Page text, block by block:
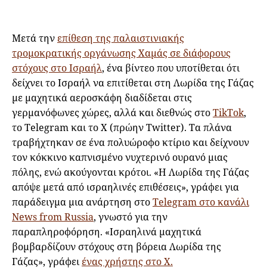
Μετά την επίθεση της παλαιστινιακής
τρομοκρατικής οργάνωσης Χαμάς σε διάφορους
στόχους στο Ισραήλ, ένα βίντεο που υποτίθεται ότι
δείχνει το Ισραήλ να επιτίθεται στη Λωρίδα της Γάζας
με μαχητικά αεροσκάφη διαδίδεται στις
γερμανόφωνες χώρες, αλλά και διεθνώς στοTikΤok,
το Telegram και το X (πρώην Twitter). Τα πλάνα
τραβήχτηκαν σε ένα πολυώροφο κτίριο και δείχνουν
τον κόκκινο καπνισμένο νυχτερινό ουρανό μιας
πόλης, ενώ ακούγονται κρότοι. «Η Λωρίδα της Γάζας
απόψε μετά από ισραηλινές επιθέσεις», γράφει για
παράδειγμα μια ανάρτηση στοTelegram στο κανάλι
News from Russia, γνωστό για την
παραπληροφόρηση. «Ισραηλινά μαχητικά
βομβαρδίζουν στόχους στη βόρεια Λωρίδα της
Γάζας», γράφειένας χρήστης στο X.